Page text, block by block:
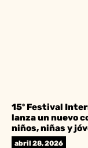
15º Festival
lanza un nuevo
niños, niñas y
abril 28, 2026